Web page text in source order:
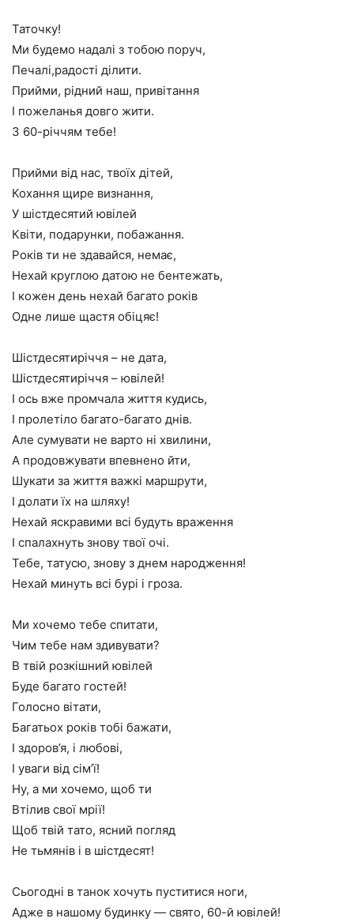
Таточку!
Ми будемо надалі з тобою поруч,
Печалі,радості ділити.
Прийми, рідний наш, привітання
І пожеланья довго жити.
З 60-річчям тебе!
Прийми від нас, твоїх дітей,
Кохання щире визнання,
У шістдесятий ювілей
Квіти, подарунки, побажання.
Років ти не здавайся, немає,
Нехай круглою датою не бентежать,
І кожен день нехай багато років
Одне лише щастя обіцяє!
Шістдесятиріччя – не дата,
Шістдесятиріччя – ювілей!
І ось вже промчала життя кудись,
І пролетіло багато-багато днів.
Але сумувати не варто ні хвилини,
А продовжувати впевнено йти,
Шукати за життя важкі маршрути,
І долати їх на шляху!
Нехай яскравими всі будуть враження
І спалахнуть знову твої очі.
Тебе, татусю, знову з днем народження!
Нехай минуть всі бурі і гроза.
Ми хочемо тебе спитати,
Чим тебе нам здивувати?
В твій розкішний ювілей
Буде багато гостей!
Голосно вітати,
Багатьох років тобі бажати,
І здоров’я, і любові,
І уваги від сім’ї!
Ну, а ми хочемо, щоб ти
Втілив свої мрії!
Щоб твій тато, ясний погляд
Не тьмянів і в шістдесят!
Сьогодні в танок хочуть пуститися ноги,
Адже в нашому будинку — свято, 60-й ювілей!